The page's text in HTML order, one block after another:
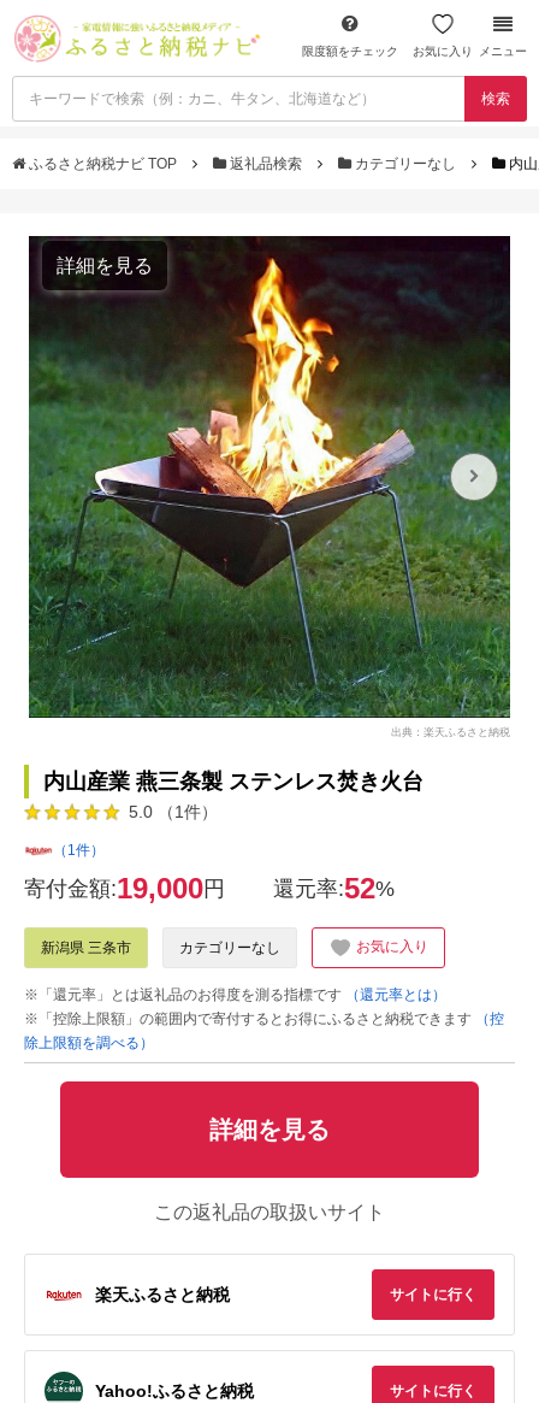
限度額をチェック お気に入り メニュー
検索
ふるさと納税ナビ TOP 返礼品検索 カテゴリーなし 内
詳細を見る
出典：楽天ふるさと納税
内山産業 燕三条製 ステンレス焚き火台
5.0 （1件）
（1件）
寄付金額:19,000円 還元率:52%
新潟県 三条市 カテゴリーなし お気に入り
※「還元率」とは返礼品のお得度を測る指標です
（還元率とは）
※「控除上限額」の範囲内で寄付するとお得にふるさと納税できます
（控
除上限額を調べる）
詳細を見る
この返礼品の取扱いサイト
楽天ふるさと納税 サイトに行く
Yahoo!ふるさと納税 サイトに行く